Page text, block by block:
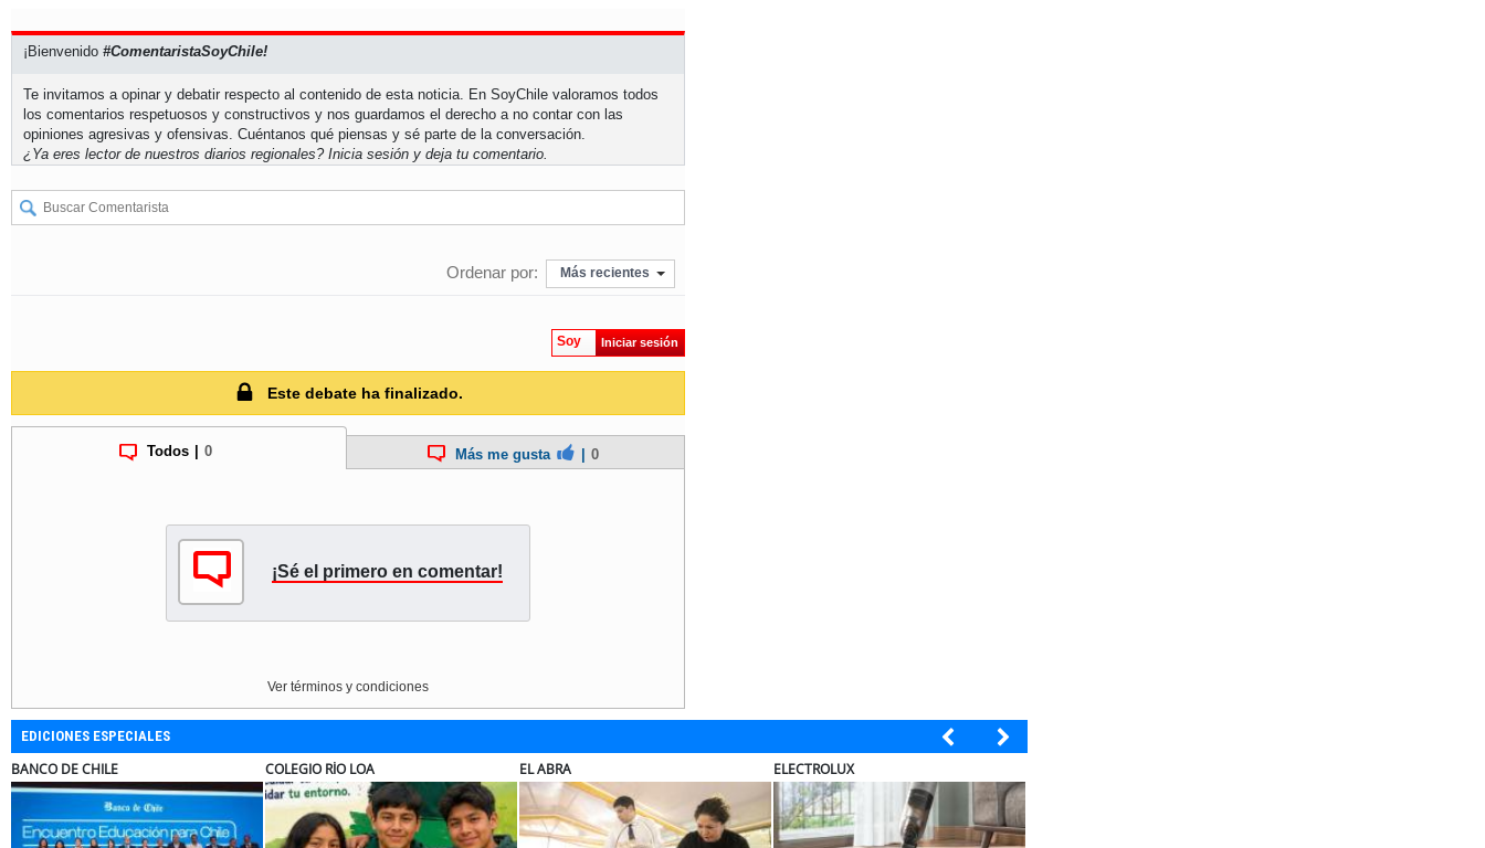
¡Bienvenido #ComentaristaSoyChile!
Te invitamos a opinar y debatir respecto al contenido de esta noticia. En SoyChile valoramos todos
los comentarios respetuosos y constructivos y nos guardamos el derecho a no contar con las
opiniones agresivas y ofensivas. Cuéntanos qué piensas y sé parte de la conversación.
¿Ya eres lector de nuestros diarios regionales? Inicia sesión y deja tu comentario.
Ordenar por: Más recientes
Soy Iniciar sesión
Este debate ha finalizado.
Todos | 0 Más me gusta | 0
¡Sé el primero en comentar!
Ver términos y condiciones
EDICIONES ESPECIALES
BANCO DE CHILE COLEGIO RÍO LOA EL ABRA ELECTROLUX